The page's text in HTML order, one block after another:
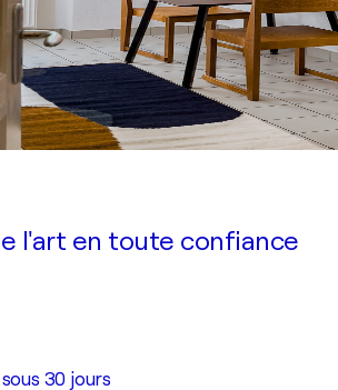
l'art en toute confiance
30 jours